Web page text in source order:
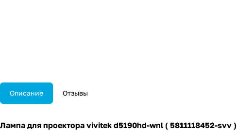
Описание Отзывы
Лампа для проектора vivitek d5190hd-wnl ( 5811118452-svv )